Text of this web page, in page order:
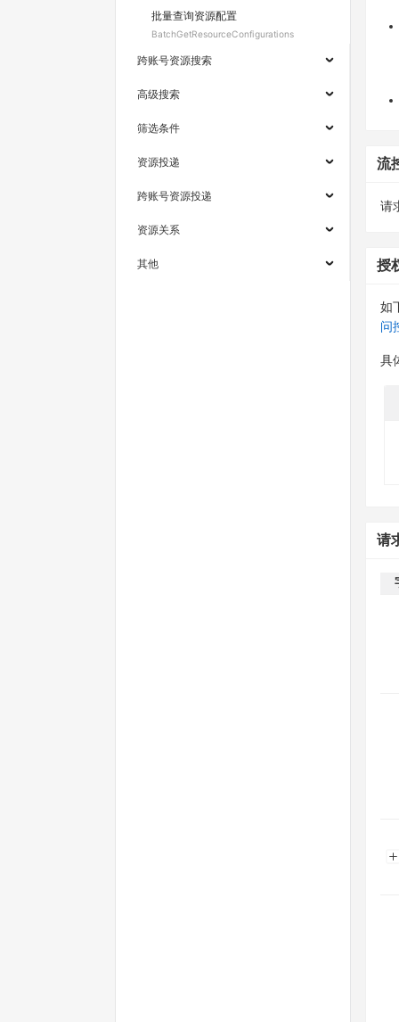
批量查询资源配置
BatchGetResourceConfigurations
跨账号资源搜索
高级搜索
筛选条件
资源投递
跨账号资源投递
资源关系
其他
流
请
授
如
问
具
请